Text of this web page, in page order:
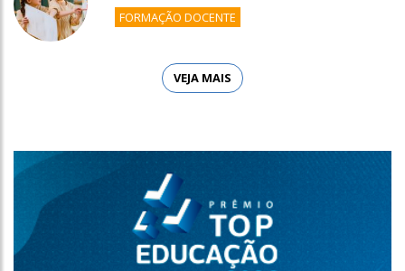
FORMAÇÃO DOCENTE
VEJA MAIS